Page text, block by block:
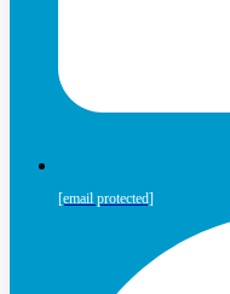
[email protected]